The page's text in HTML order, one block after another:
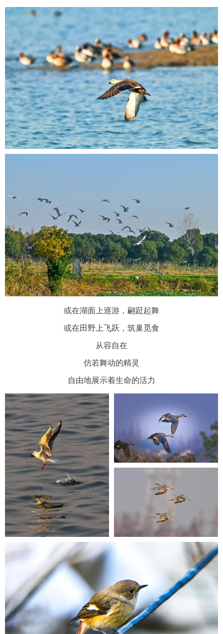
或在湖面上巡游，翩跹起舞
或在田野上飞跃，筑巢觅食
从容自在
仿若舞动的精灵
自由地展示着生命的活力